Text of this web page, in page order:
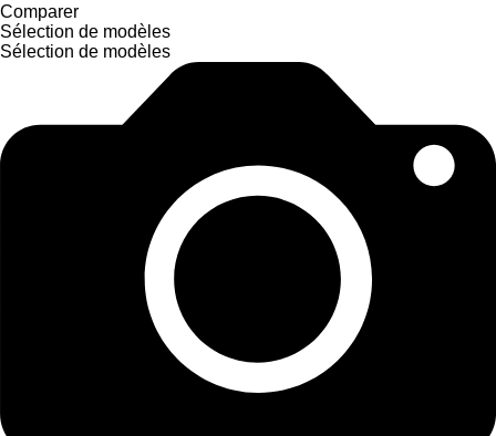
Comparer
Sélection de modèles
Sélection de modèles